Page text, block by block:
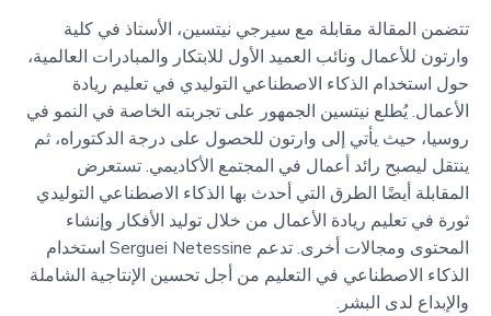
تتضمن المقالة مقابلة مع سيرجي نيتسين، الأستاذ في كلية
وارتون للأعمال ونائب العميد الأول للابتكار والمبادرات العالمية،
حول استخدام الذكاء الاصطناعي التوليدي في تعليم ريادة
الأعمال. يُطلع نيتسين الجمهور على تجربته الخاصة في النمو في
روسيا، حيث يأتي إلى وارتون للحصول على درجة الدكتوراه، ثم
ينتقل ليصبح رائد أعمال في المجتمع الأكاديمي. تستعرض
المقابلة أيضًا الطرق التي أحدث بها الذكاء الاصطناعي التوليدي
ثورة في تعليم ريادة الأعمال من خلال توليد الأفكار وإنشاء
المحتوى ومجالات أخرى. تدعم Serguei Netessine استخدام
الذكاء الاصطناعي في التعليم من أجل تحسين الإنتاجية الشاملة
والإبداع لدى البشر.